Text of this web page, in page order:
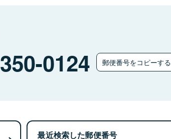
350-0124 郵便番号をコピーする
最近検索した郵便番号